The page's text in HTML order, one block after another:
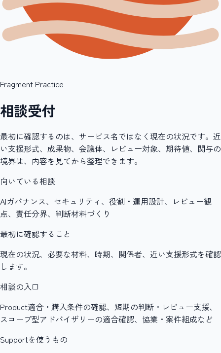
Fragment Practice
相談受付
最初に確認するのは、サービス名ではなく現在の状況です。近
い支援形式、成果物、会議体、レビュー対象、期待値、関与の
境界は、内容を見てから整理できます。
向いている相談
AIガバナンス、セキュリティ、役割・運用設計、レビュー観
点、責任分界、判断材料づくり
最初に確認すること
現在の状況、必要な材料、時期、関係者、近い支援形式を確認
します。
相談の入口
Product適合・購入条件の確認、短期の判断・レビュー支援、
スコープ型アドバイザリーの適合確認、協業・案件組成など
Supportを使うもの